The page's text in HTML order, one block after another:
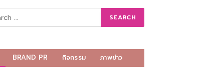
BRAND PR กิจกรรม ภาพข่าว